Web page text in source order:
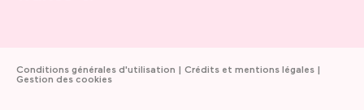
Conditions générales d'utilisation
Crédits et mentions légales
Gestion des cookies